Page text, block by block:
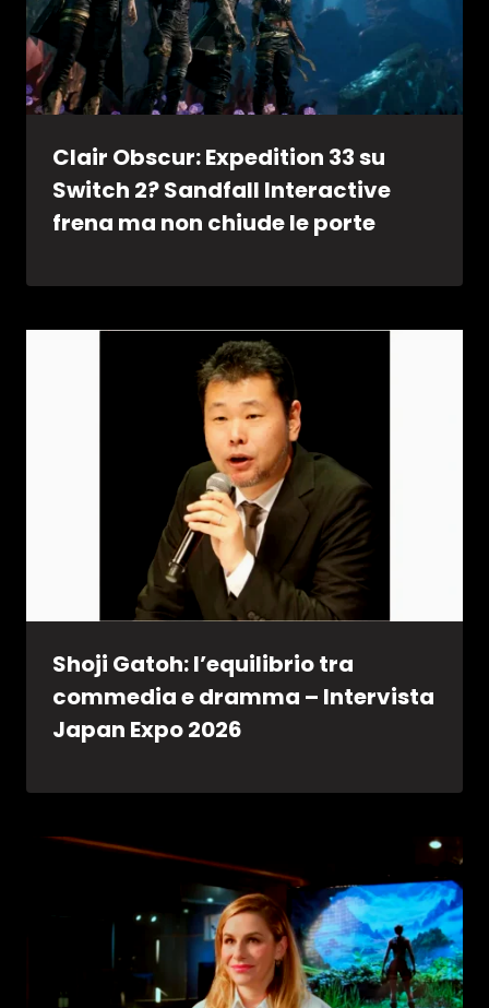
Clair Obscur: Expedition 33 su
Switch 2? Sandfall Interactive
frena ma non chiude le porte
Shoji Gatoh: l’equilibrio tra
commedia e dramma – Intervista
Japan Expo 2026